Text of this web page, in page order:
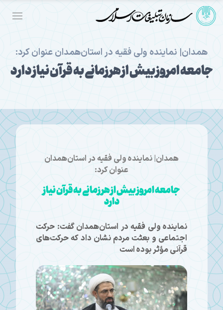
همدان| نماینده ولی فقیه در استان‌همدان عنوان کرد:
جامعه امروز بیش از هر زمانی به قرآن نیاز دارد
همدان| نماینده ولی فقیه در استان‌همدان
عنوان کرد:
جامعه امروز بیش از هر زمانی به قرآن نیاز
دارد
نماینده ولی فقیه در استان‌همدان گفت: حرکت
اجتماعی و بعثت مردم نشان داد که حرکت‌های
قرآنی مؤثر بوده است